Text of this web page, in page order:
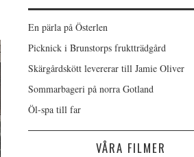
En pärla på Österlen
Picknick i Brunstorps fruktträdgård
Skärgårdskött levererar till Jamie Oliver
Sommarbageri på norra Gotland
Öl-spa till far
VÅRA FILMER